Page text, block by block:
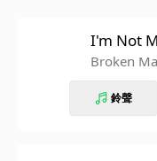
I'm Not
Broken
鈴聲